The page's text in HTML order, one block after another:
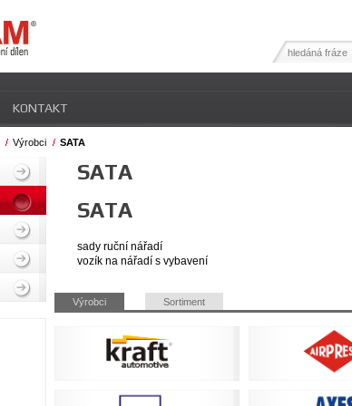
KONTAKT
Výrobci SATA
SATA
SATA
sady ruční nářadí
vozík na nářadí s vybavení
Přeskočit
navigaci
Výrobci Sortiment